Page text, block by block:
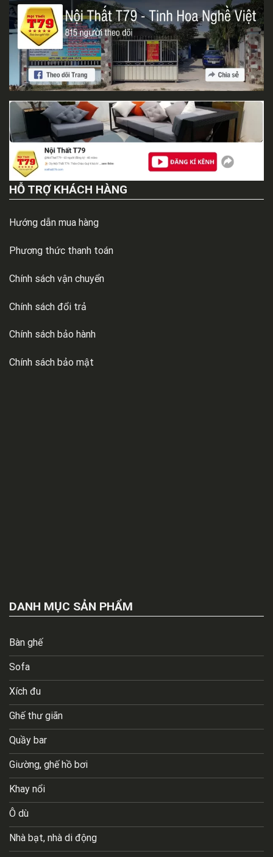
HỖ TRỢ KHÁCH HÀNG
Hướng dẫn mua hàng
Phương thức thanh toán
Chính sách vận chuyển
Chính sách đổi trả
Chính sách bảo hành
Chính sách bảo mật
DANH MỤC SẢN PHẨM
Bàn ghế
Sofa
Xích đu
Ghế thư giãn
Quầy bar
Giường, ghế hồ bơi
Khay nổi
Ô dù
Nhà bạt, nhà di động